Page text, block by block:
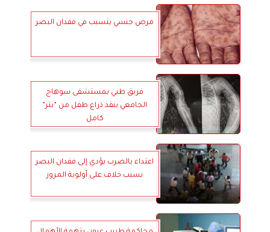
مرض جنسي يتسبب في فقدان البصر
فريق طبي بمستشفى سوهاج
الجامعي ينقذ ذراع طفل من ”بتر”
كامل
اعتداء بالضرب يؤدي إلى فقدان البصر
بسبب خلاف على أولوية المرور